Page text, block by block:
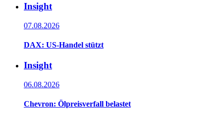
Insight
07.08.2026
DAX: US-Handel stützt
Insight
06.08.2026
Chevron: Ölpreisverfall belastet